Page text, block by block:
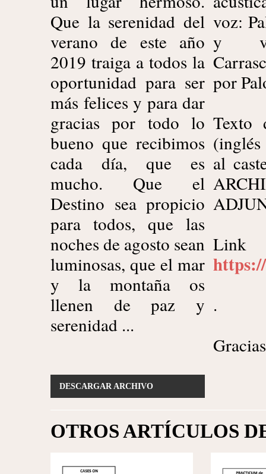
Que la serenidad del
verano de este año
2019 traiga a todos la
oportunidad para ser
más felices y para dar
gracias por todo lo
bueno que recibimos
cada día, que es
mucho. Que el
Destino sea propicio
para todos, que las
noches de agosto sean
luminosas, que el mar
y la montaña os
llenen de paz y
serenidad ...
voz:
y
por
Texto
al
Link
.
DESCARGAR ARCHIVO
OTROS ARTÍCULOS